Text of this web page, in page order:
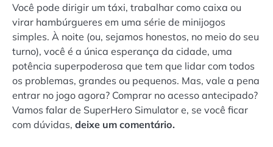
Você pode dirigir um táxi, trabalhar como caixa ou
virar hambúrgueres em uma série de minijogos
simples. À noite (ou, sejamos honestos, no meio do seu
turno), você é a única esperança da cidade, uma
potência superpoderosa que tem que lidar com todos
os problemas, grandes ou pequenos. Mas, vale a pena
entrar no jogo agora? Comprar no acesso antecipado?
Vamos falar de SuperHero Simulator e, se você ficar
com dúvidas, deixe um comentário.